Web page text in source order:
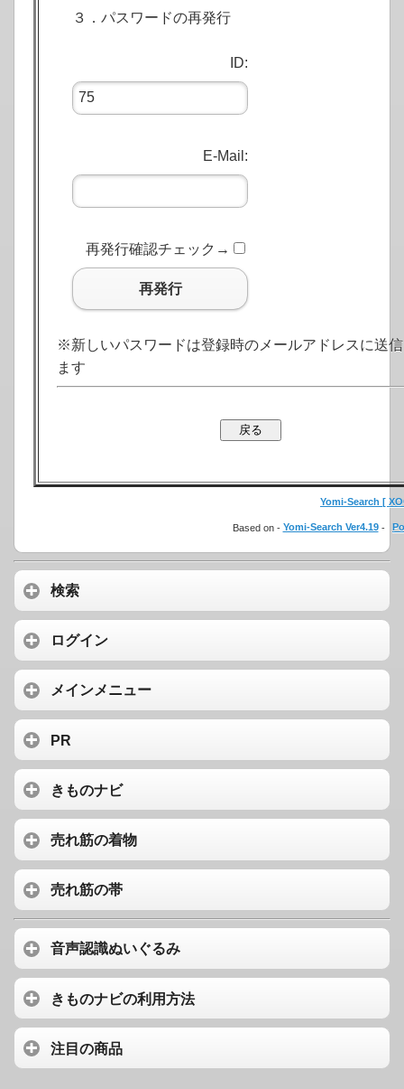
３．パスワードの再発行
ID:
E-Mail:
再発行確認チェック→
再発行
※新しいパスワードは登録時のメールアドレスに送
ます
Yomi-Search [
Based on - Yomi-Search Ver4.19-
検索
ログイン
メインメニュー
PR
きものナビ
売れ筋の着物
売れ筋の帯
音声認識ぬいぐるみ
きものナビの利用方法
注目の商品